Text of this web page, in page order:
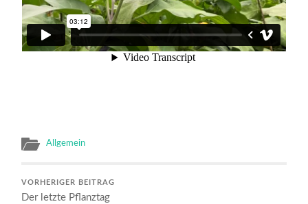
Allgemein
VORHERIGER BEITRAG
Der letzte Pflanztag